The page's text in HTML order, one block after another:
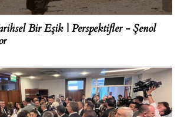
Bir Eşik | Perspektifler - Şenol